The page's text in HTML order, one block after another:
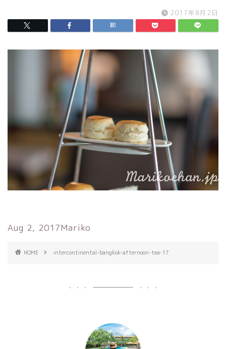
2017年8月2日
Aug 2, 2017Mariko
HOME intercontinental-bangkok-afternoon-tea-17